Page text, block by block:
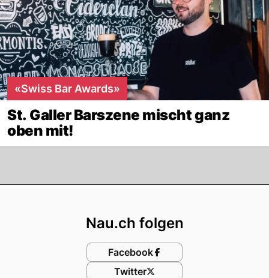
«Swiss Bar Awards»
St. Galler Barszene mischt ganz
oben mit!
Nau.ch folgen
Facebook
Twitter